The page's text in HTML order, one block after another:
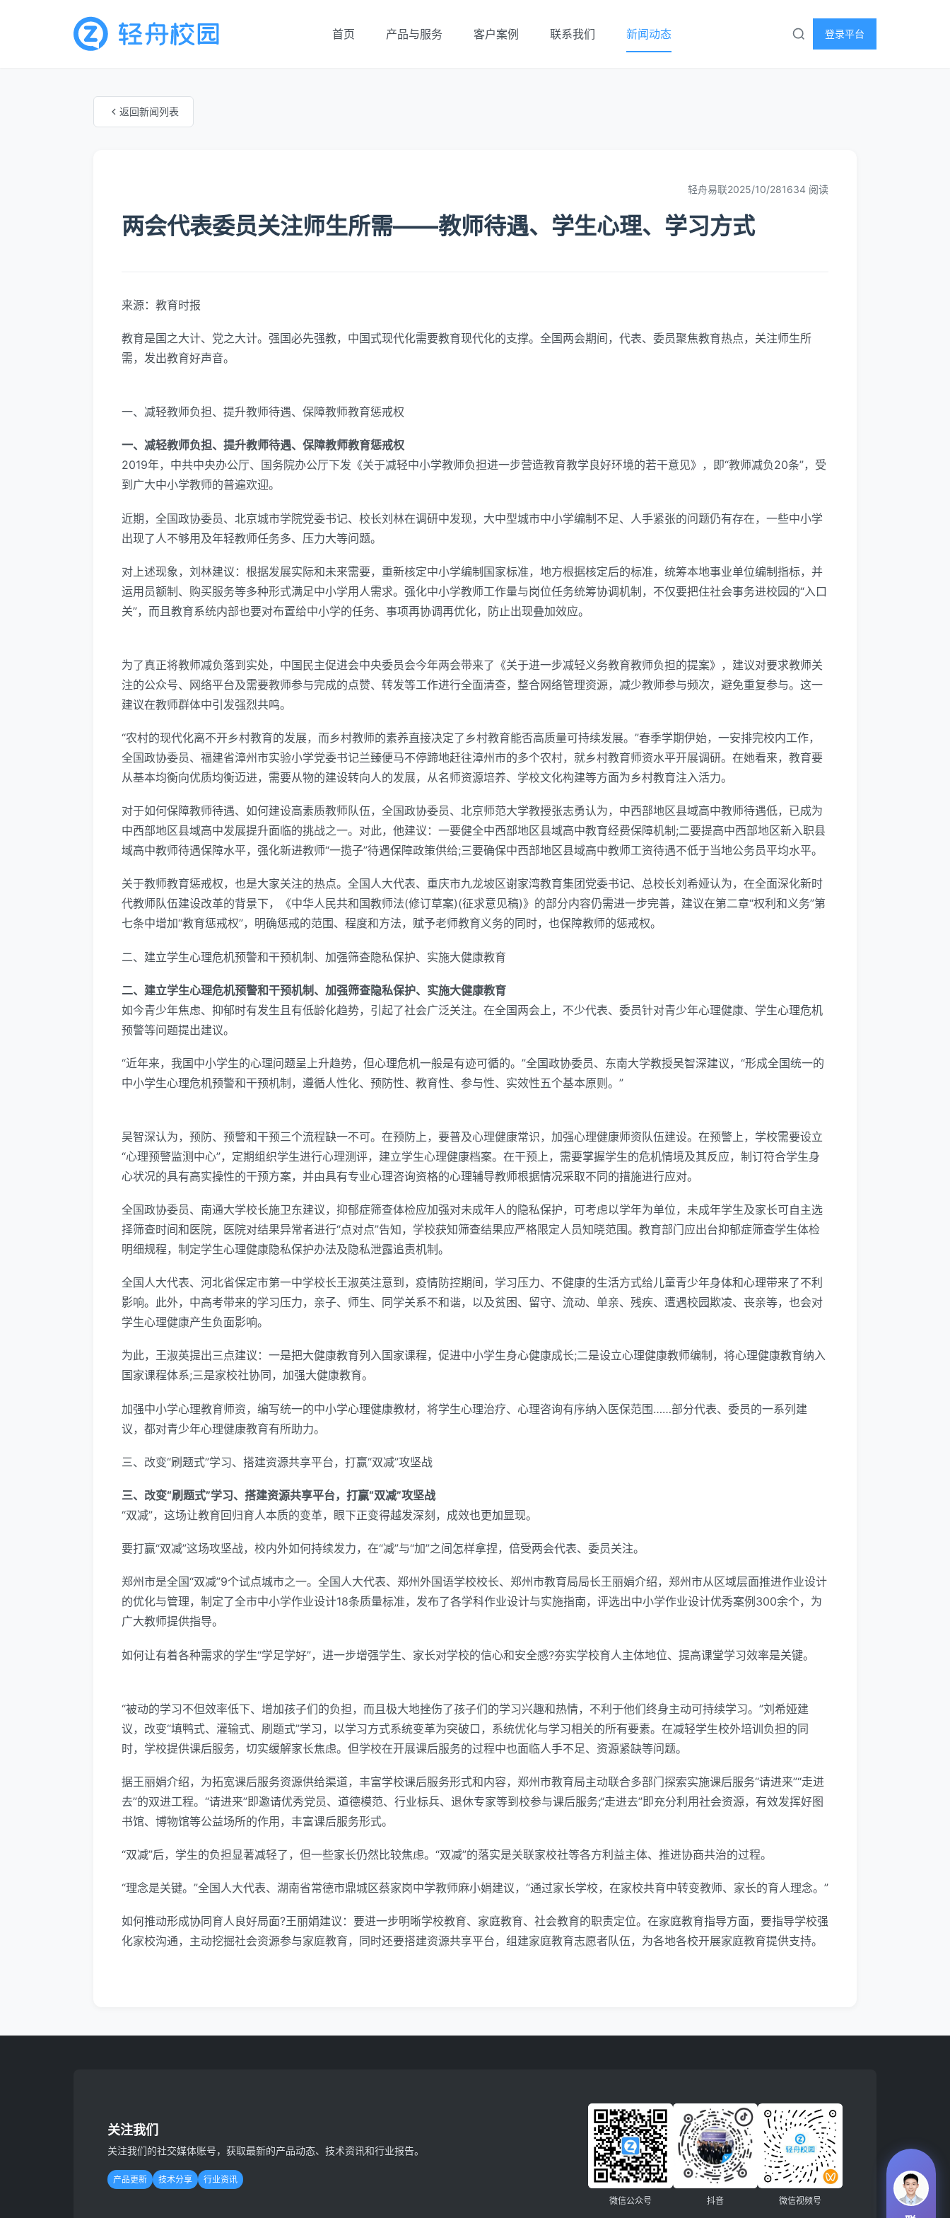
首页 产品与服务 客户案例 联系我们 新闻动态 登录平台
返回新闻列表
轻舟易联2025/10/281634 阅读
两会代表委员关注师生所需——教师待遇、学生心理、学习方式
来源：教育时报
教育是国之大计、党之大计。强国必先强教，中国式现代化需要教育现代化的支撑。全国两会期间，代表、委员聚焦教育热点，关注师生所
需，发出教育好声音。
一、减轻教师负担、提升教师待遇、保障教师教育惩戒权
一、减轻教师负担、提升教师待遇、保障教师教育惩戒权
2019年，中共中央办公厅、国务院办公厅下发《关于减轻中小学教师负担进一步营造教育教学良好环境的若干意见》，即“教师减负20条”，受
到广大中小学教师的普遍欢迎。
近期，全国政协委员、北京城市学院党委书记、校长刘林在调研中发现，大中型城市中小学编制不足、人手紧张的问题仍有存在，一些中小学
出现了人不够用及年轻教师任务多、压力大等问题。
对上述现象，刘林建议：根据发展实际和未来需要，重新核定中小学编制国家标准，地方根据核定后的标准，统筹本地事业单位编制指标，并
运用员额制、购买服务等多种形式满足中小学用人需求。强化中小学教师工作量与岗位任务统筹协调机制，不仅要把住社会事务进校园的“入口
关”，而且教育系统内部也要对布置给中小学的任务、事项再协调再优化，防止出现叠加效应。
为了真正将教师减负落到实处，中国民主促进会中央委员会今年两会带来了《关于进一步减轻义务教育教师负担的提案》，建议对要求教师关
注的公众号、网络平台及需要教师参与完成的点赞、转发等工作进行全面清查，整合网络管理资源，减少教师参与频次，避免重复参与。这一
建议在教师群体中引发强烈共鸣。
“农村的现代化离不开乡村教育的发展，而乡村教师的素养直接决定了乡村教育能否高质量可持续发展。”春季学期伊始，一安排完校内工作，
全国政协委员、福建省漳州市实验小学党委书记兰臻便马不停蹄地赶往漳州市的多个农村，就乡村教育师资水平开展调研。在她看来，教育要
从基本均衡向优质均衡迈进，需要从物的建设转向人的发展，从名师资源培养、学校文化构建等方面为乡村教育注入活力。
对于如何保障教师待遇、如何建设高素质教师队伍，全国政协委员、北京师范大学教授张志勇认为，中西部地区县域高中教师待遇低，已成为
中西部地区县域高中发展提升面临的挑战之一。对此，他建议：一要健全中西部地区县域高中教育经费保障机制;二要提高中西部地区新入职县
域高中教师待遇保障水平，强化新进教师“一揽子”待遇保障政策供给;三要确保中西部地区县域高中教师工资待遇不低于当地公务员平均水平。
关于教师教育惩戒权，也是大家关注的热点。全国人大代表、重庆市九龙坡区谢家湾教育集团党委书记、总校长刘希娅认为，在全面深化新时
代教师队伍建设改革的背景下，《中华人民共和国教师法(修订草案)(征求意见稿)》的部分内容仍需进一步完善，建议在第二章“权利和义务”第
七条中增加“教育惩戒权”，明确惩戒的范围、程度和方法，赋予老师教育义务的同时，也保障教师的惩戒权。
二、建立学生心理危机预警和干预机制、加强筛查隐私保护、实施大健康教育
二、建立学生心理危机预警和干预机制、加强筛查隐私保护、实施大健康教育
如今青少年焦虑、抑郁时有发生且有低龄化趋势，引起了社会广泛关注。在全国两会上，不少代表、委员针对青少年心理健康、学生心理危机
预警等问题提出建议。
“近年来，我国中小学生的心理问题呈上升趋势，但心理危机一般是有迹可循的。”全国政协委员、东南大学教授吴智深建议，“形成全国统一的
中小学生心理危机预警和干预机制，遵循人性化、预防性、教育性、参与性、实效性五个基本原则。”
吴智深认为，预防、预警和干预三个流程缺一不可。在预防上，要普及心理健康常识，加强心理健康师资队伍建设。在预警上，学校需要设立
“心理预警监测中心”，定期组织学生进行心理测评，建立学生心理健康档案。在干预上，需要掌握学生的危机情境及其反应，制订符合学生身
心状况的具有高实操性的干预方案，并由具有专业心理咨询资格的心理辅导教师根据情况采取不同的措施进行应对。
全国政协委员、南通大学校长施卫东建议，抑郁症筛查体检应加强对未成年人的隐私保护，可考虑以学年为单位，未成年学生及家长可自主选
择筛查时间和医院，医院对结果异常者进行“点对点”告知，学校获知筛查结果应严格限定人员知晓范围。教育部门应出台抑郁症筛查学生体检
明细规程，制定学生心理健康隐私保护办法及隐私泄露追责机制。
全国人大代表、河北省保定市第一中学校长王淑英注意到，疫情防控期间，学习压力、不健康的生活方式给儿童青少年身体和心理带来了不利
影响。此外，中高考带来的学习压力，亲子、师生、同学关系不和谐，以及贫困、留守、流动、单亲、残疾、遭遇校园欺凌、丧亲等，也会对
学生心理健康产生负面影响。
为此，王淑英提出三点建议：一是把大健康教育列入国家课程，促进中小学生身心健康成长;二是设立心理健康教师编制，将心理健康教育纳入
国家课程体系;三是家校社协同，加强大健康教育。
加强中小学心理教育师资，编写统一的中小学心理健康教材，将学生心理治疗、心理咨询有序纳入医保范围……部分代表、委员的一系列建
议，都对青少年心理健康教育有所助力。
三、改变“刷题式”学习、搭建资源共享平台，打赢“双减”攻坚战
三、改变“刷题式”学习、搭建资源共享平台，打赢“双减”攻坚战
“双减”，这场让教育回归育人本质的变革，眼下正变得越发深刻，成效也更加显现。
要打赢“双减”这场攻坚战，校内外如何持续发力，在“减”与“加”之间怎样拿捏，倍受两会代表、委员关注。
郑州市是全国“双减”9个试点城市之一。全国人大代表、郑州外国语学校校长、郑州市教育局局长王丽娟介绍，郑州市从区域层面推进作业设计
的优化与管理，制定了全市中小学作业设计18条质量标准，发布了各学科作业设计与实施指南，评选出中小学作业设计优秀案例300余个，为
广大教师提供指导。
如何让有着各种需求的学生“学足学好”，进一步增强学生、家长对学校的信心和安全感?夯实学校育人主体地位、提高课堂学习效率是关键。
“被动的学习不但效率低下、增加孩子们的负担，而且极大地挫伤了孩子们的学习兴趣和热情，不利于他们终身主动可持续学习。”刘希娅建
议，改变“填鸭式、灌输式、刷题式”学习，以学习方式系统变革为突破口，系统优化与学习相关的所有要素。在减轻学生校外培训负担的同
时，学校提供课后服务，切实缓解家长焦虑。但学校在开展课后服务的过程中也面临人手不足、资源紧缺等问题。
据王丽娟介绍，为拓宽课后服务资源供给渠道，丰富学校课后服务形式和内容，郑州市教育局主动联合多部门探索实施课后服务“请进来”“走进
去”的双进工程。“请进来”即邀请优秀党员、道德模范、行业标兵、退休专家等到校参与课后服务;“走进去”即充分利用社会资源，有效发挥好图
书馆、博物馆等公益场所的作用，丰富课后服务形式。
“双减”后，学生的负担显著减轻了，但一些家长仍然比较焦虑。“双减”的落实是关联家校社等各方利益主体、推进协商共治的过程。
“理念是关键。”全国人大代表、湖南省常德市鼎城区蔡家岗中学教师麻小娟建议，“通过家长学校，在家校共育中转变教师、家长的育人理念。”
如何推动形成协同育人良好局面?王丽娟建议：要进一步明晰学校教育、家庭教育、社会教育的职责定位。在家庭教育指导方面，要指导学校强
化家校沟通，主动挖掘社会资源参与家庭教育，同时还要搭建资源共享平台，组建家庭教育志愿者队伍，为各地各校开展家庭教育提供支持。
关注我们
关注我们的社交媒体账号，获取最新的产品动态、技术资讯和行业报告。
产品更新 技术分享 行业资讯
微信公众号 抖音 微信视频号